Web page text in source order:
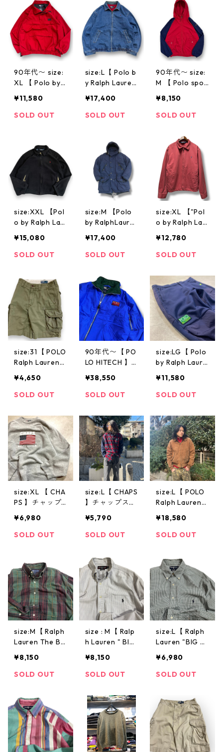
ウェット スウ
ェット ハーフ
ジップ 霜降り
グレー グレー
古着 古着屋 高
円寺 ビンテー
ジ n40221
寺 ビンテージ n
40229
90年代〜 size:
XL 【 Polo by R
POLO HITECH
ラルフローレン
ット ポロ プル
オーバー 赤 古
着 古着屋 高円
寺 ビンテージ n
40322
¥11,580
SOLD OUT
size:L【 Polo b
y Ralph Lauren
フローレン ラ
ルフローレン
プ デニムスウ
ィング デニム
ジャケット フ
ルジップ ブル
ーデニム ブル
ー 青 古着 古着
屋 高円寺 ビン
テージ n40416
¥17,400
SOLD OUT
90年代〜 size:
M 【 Polo spor
ツ ラルフロー
レン ナイロン
ノラックジャケ
ット ラグラン
スリーブ 赤 紺
古着 古着屋 高
円寺 ビンテー
ジ n40424
¥8,150
SOLD OUT
size:XXL 【Pol
o by Ralph Lau
et】フリース
ボア スイング
古着屋 高円寺
ビンテージ n41
212
¥15,080
SOLD OUT
size:M 【Polo
by RalphLaure
レン ダウンコ
ート ダウンジ
タイプ ミリタ
リーサンプリン
グ ネイビー 古
着 古着屋 高円
寺 ビンテージ n
50108
¥17,400
SOLD OUT
size:XL 【"Pol
o by Ralph Lau
p】ラルフロー
レン サーモン
グトップ ブル
ゾン ドラズラ
ージャケット
オーバーサイズ
コットン 古着
古着屋 高円寺
ビンテージ n50
402
¥12,780
SOLD OUT
size:31【 POLO
Ralph Lauren
ローレン ハー
フパンツ カー
ョーツ カーキ
緑 古着 古着屋
高円寺 ビンテ
ージ
¥4,650
SOLD OUT
90年代〜【 PO
LO HITECH 】P
auren ポロハイ
テック ポロ ラ
ナイロンジャケ
ット 中綿ナイ
ロンジャケット
裏地フリース
青 緑 古着 古着
屋 高円寺 ビン
テージ
¥38,550
SOLD OUT
size:LG【 Polo
by Ralph Laure
レン スウェッ
トパンツ ナイ
olo HITECH 紺
古着 古着屋 高
円寺 ビンテー
ジ
¥11,580
SOLD OUT
size:XL 【 CHA
PS 】チャップ
ウェット 星条
旗 グレー ロゴ
寺 ヴィンテー
ジ
¥6,980
SOLD OUT
size:L【 CHAPS
】チャップス
コーデュロイシ
ャツ 長袖シャ
レッド ネイビ
ー 赤 紺 古着 古
着屋 高円寺 ビ
ンテージ
¥5,790
SOLD OUT
size:L【 POLO
Ralph Lauren
ン スエードジ
ャケット レザ
茶 古着 古着屋
高円寺 ビンテ
ージ
¥18,580
SOLD OUT
size:M【 Ralph
Lauren The Big
ローレン ラル
フ ビッグシャ
ボタンダウン
シャツ グリー
ン レッド 緑 赤
古着 古着屋 高
円寺 ビンテー
¥8,150
SOLD OUT
size : M【 Ralp
h Lauren " BIG
フ・ローレン
ビッグシャツ
タンダウンシャ
ツ ストライプ
シャツ 青 白 古
着 古着屋 高円
寺 ビンテージ
¥8,150
SOLD OUT
size:L【 Ralph
Lauren "BIG S
ローレン ビッ
グシャツ チェ
長袖シャツ チ
ェック柄 ボタ
ンダウン グリ
ーン 緑 古着 古
着屋 高円寺 ビ
¥6,980
SOLD OUT